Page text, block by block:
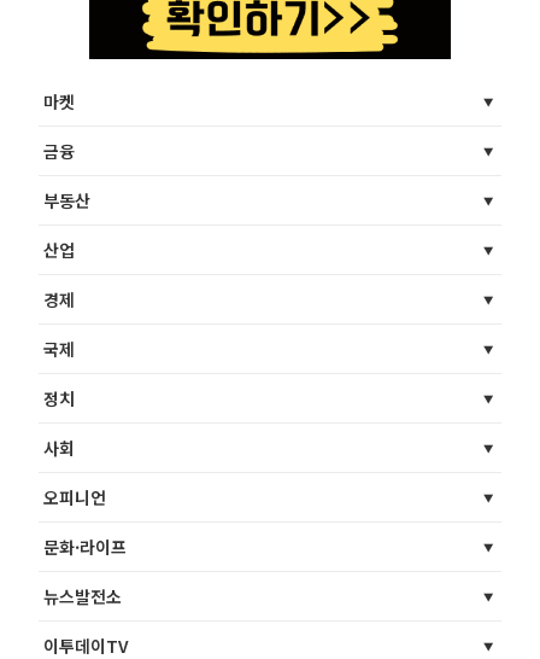
마켓
금융
부동산
산업
경제
국제
정치
사회
오피니언
문화·라이프
뉴스발전소
이투데이TV